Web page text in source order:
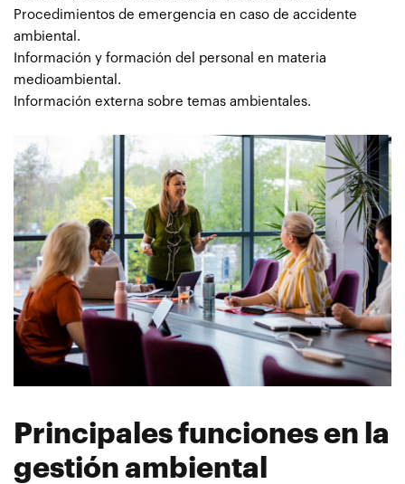
Procedimientos de emergencia en caso de accidente
ambiental.
Información y formación del personal en materia
medioambiental.
Información externa sobre temas ambientales.
Principales funciones en la
gestión ambiental